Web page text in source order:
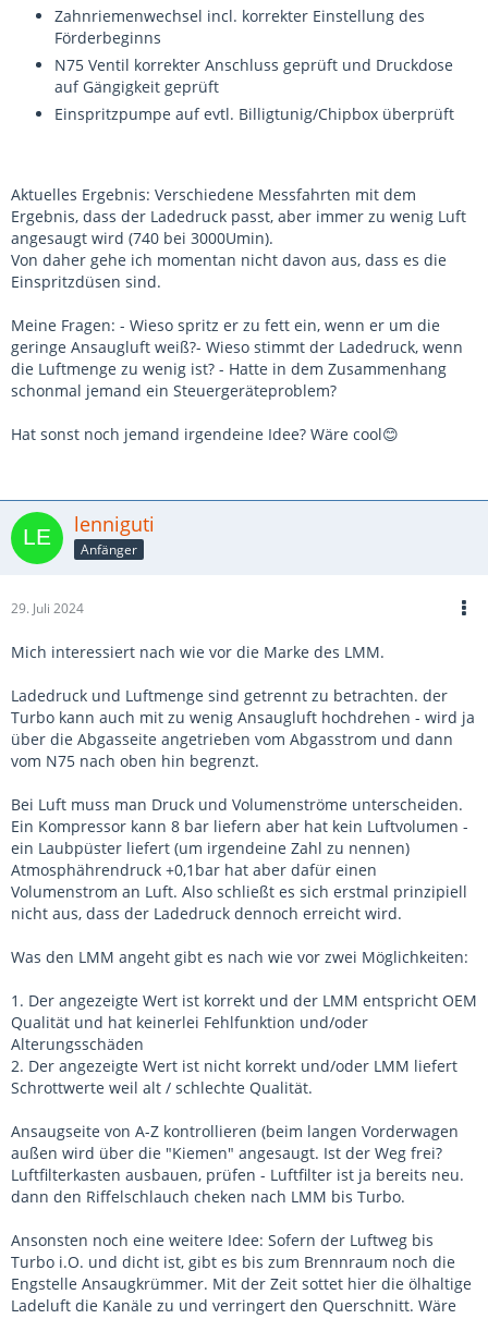
Zahnriemenwechsel incl. korrekter Einstellung des
Förderbeginns
N75 Ventil korrekter Anschluss geprüft und Druckdose
auf Gängigkeit geprüft
Einspritzpumpe auf evtl. Billigtunig/Chipbox überprüft
Aktuelles Ergebnis: Verschiedene Messfahrten mit dem
Ergebnis, dass der Ladedruck passt, aber immer zu wenig Luft
angesaugt wird (740 bei 3000Umin).
Von daher gehe ich momentan nicht davon aus, dass es die
Einspritzdüsen sind.
Meine Fragen: - Wieso spritz er zu fett ein, wenn er um die
geringe Ansaugluft weiß?- Wieso stimmt der Ladedruck, wenn
die Luftmenge zu wenig ist? - Hatte in dem Zusammenhang
schonmal jemand ein Steuergeräteproblem?
Hat sonst noch jemand irgendeine Idee? Wäre cool😊
lenniguti
Anfänger
29. Juli 2024
Mich interessiert nach wie vor die Marke des LMM.
Ladedruck und Luftmenge sind getrennt zu betrachten. der
Turbo kann auch mit zu wenig Ansaugluft hochdrehen - wird ja
über die Abgasseite angetrieben vom Abgasstrom und dann
vom N75 nach oben hin begrenzt.
Bei Luft muss man Druck und Volumenströme unterscheiden.
Ein Kompressor kann 8 bar liefern aber hat kein Luftvolumen -
ein Laubpüster liefert (um irgendeine Zahl zu nennen)
Atmosphährendruck +0,1bar hat aber dafür einen
Volumenstrom an Luft. Also schließt es sich erstmal prinzipiell
nicht aus, dass der Ladedruck dennoch erreicht wird.
Was den LMM angeht gibt es nach wie vor zwei Möglichkeiten:
1. Der angezeigte Wert ist korrekt und der LMM entspricht OEM
Qualität und hat keinerlei Fehlfunktion und/oder
Alterungsschäden
2. Der angezeigte Wert ist nicht korrekt und/oder LMM liefert
Schrottwerte weil alt / schlechte Qualität.
Ansaugseite von A-Z kontrollieren (beim langen Vorderwagen
außen wird über die "Kiemen" angesaugt. Ist der Weg frei?
Luftfilterkasten ausbauen, prüfen - Luftfilter ist ja bereits neu.
dann den Riffelschlauch cheken nach LMM bis Turbo.
Ansonsten noch eine weitere Idee: Sofern der Luftweg bis
Turbo i.O. und dicht ist, gibt es bis zum Brennraum noch die
Engstelle Ansaugkrümmer. Mit der Zeit sottet hier die ölhaltige
Ladeluft die Kanäle zu und verringert den Querschnitt. Wäre